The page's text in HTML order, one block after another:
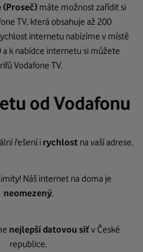
(Proseč) máte možnost zařídit si
TV, která obsahuje až 200
internetu nabízíme v místě
a k nabídce internetu si můžete
Vodafone TV.
od Vodafonu
řešení i rychlost na vaší adrese.
Náš internet na doma je
neomezený.
nejlepší datovou síťv České
republice.